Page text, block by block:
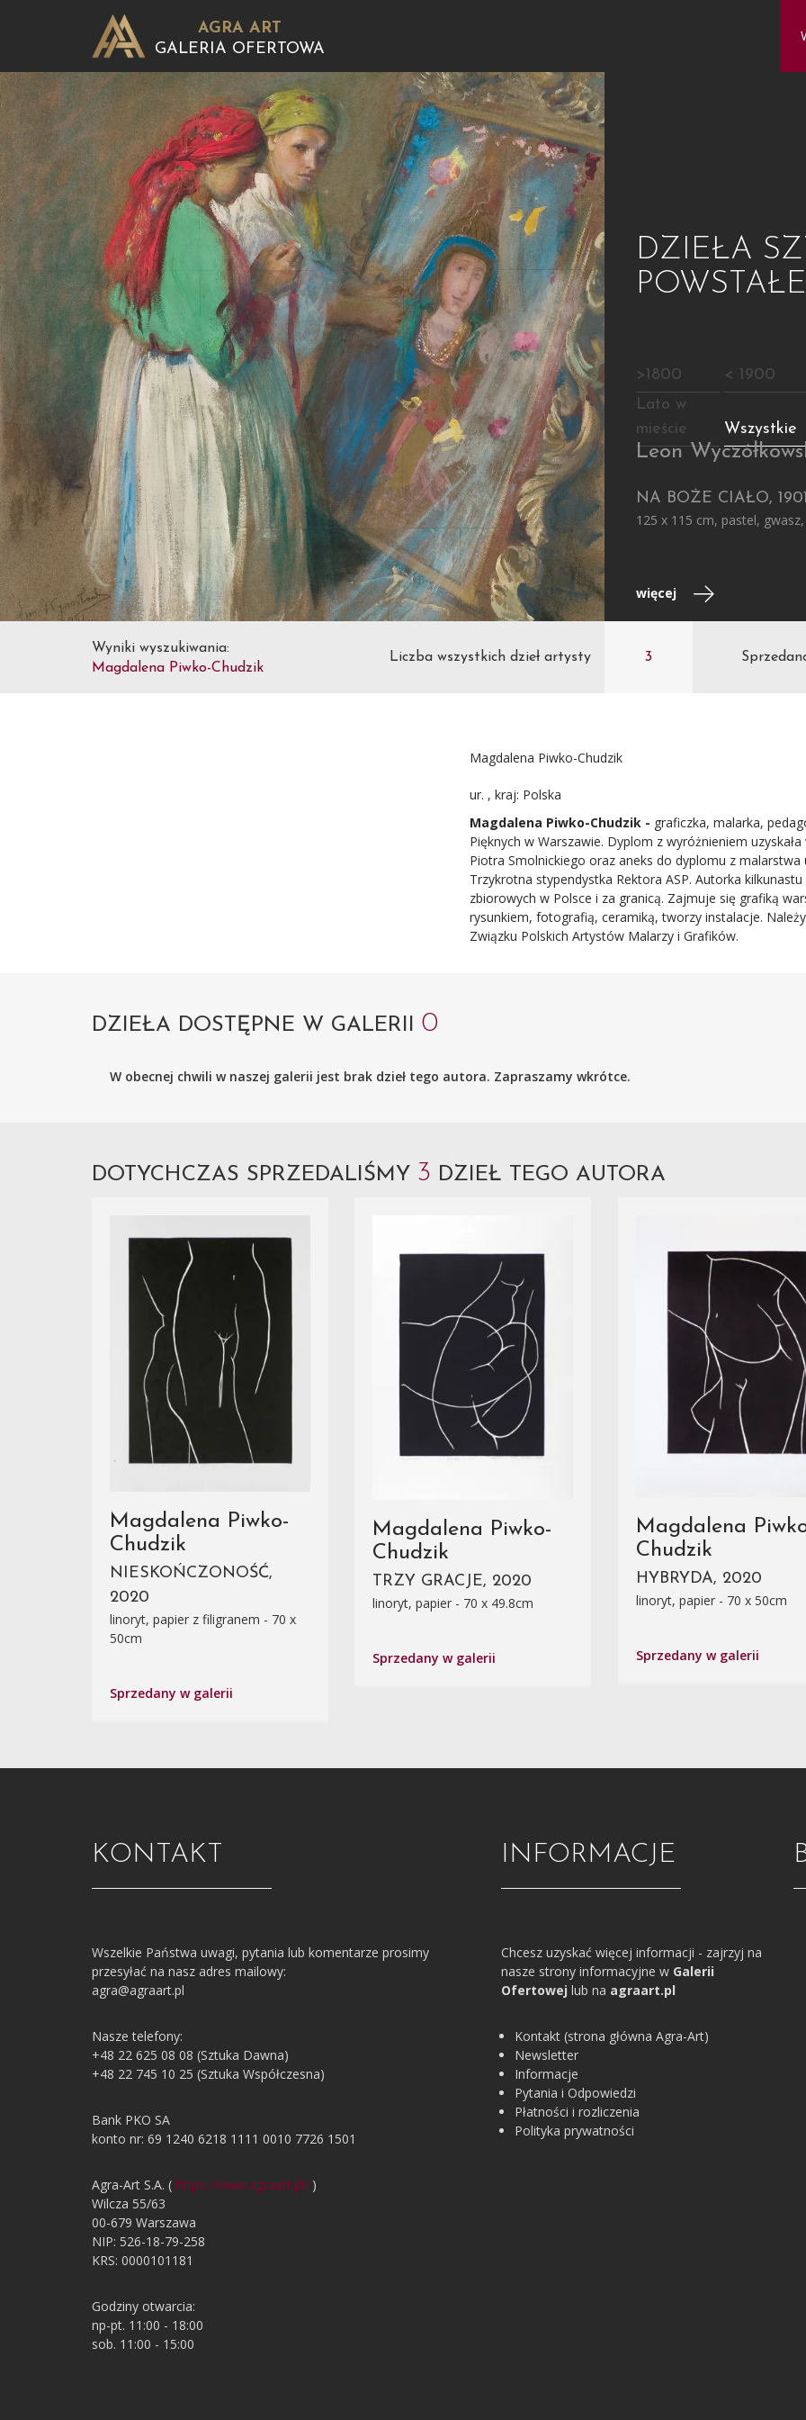
AGRA ART
GALERIA OFERTOWA
Leon
NA BOŻE CIAŁO,
125 x 115 cm, pastel,
więcej
DZIEŁA
POWSTAŁE
>1800
< 1900
Lato w
mieście
Wszystkie
Liczba wszystkich dzieł artysty
Wyniki wyszukiwania:
Magdalena Piwko-Chudzik
3
Magdalena Piwko-Chudzik
ur. , kraj: Polska
Magdalena Piwko-Chudzik - graficzka, malarka,
Pięknych w Warszawie. Dyplom z wyróżnieniem
Piotra Smolnickiego oraz aneks do dyplomu z
Trzykrotna stypendystka Rektora ASP. Autorka
zbiorowych w Polsce i za granicą. Zajmuje się grafiką
rysunkiem, fotografią, ceramiką, tworzy instalacje.
Związku Polskich Artystów Malarzy i Grafików.
DZIEŁA DOSTĘPNE W GALERII 0
W obecnej chwili w naszej galerii jest brak dzieł tego autora. Zapraszamy wkrótce.
DOTYCHCZAS SPRZEDALIŚMY 3 DZIEŁ TEGO AUTORA
Magdalena Piwko-
Chudzik
NIESKOŃCZONOŚĆ,
2020
linoryt, papier z filigranem - 70 x
50cm
Sprzedany w galerii
Magdalena Piwko-
Chudzik
TRZY GRACJE, 2020
linoryt, papier - 70 x 49.8cm
Sprzedany w galerii
Magdalena
Chudzik
HYBRYDA, 2020
linoryt, papier - 70 x 50cm
Sprzedany w galerii
INFORMACJE
Chcesz uzyskać więcej informacji - zajrzyj na
nasze strony informacyjne w Galerii
Ofertowej lub na agraart.pl
Kontakt (strona główna Agra-Art)
Newsletter
Informacje
Pytania i Odpowiedzi
Płatności i rozliczenia
Polityka prywatności
KONTAKT
Wszelkie Państwa uwagi, pytania lub komentarze prosimy
przesyłać na nasz adres mailowy:
agra@agraart.pl
Nasze telefony:
+48 22 625 08 08 (Sztuka Dawna)
+48 22 745 10 25 (Sztuka Współczesna)
Bank PKO SA
konto nr: 69 1240 6218 1111 0010 7726 1501
Agra-Art S.A. ( https://www.agraart.pl/ )
Wilcza 55/63
00-679 Warszawa
NIP: 526-18-79-258
KRS: 0000101181
Godziny otwarcia:
np-pt. 11:00 - 18:00
sob. 11:00 - 15:00